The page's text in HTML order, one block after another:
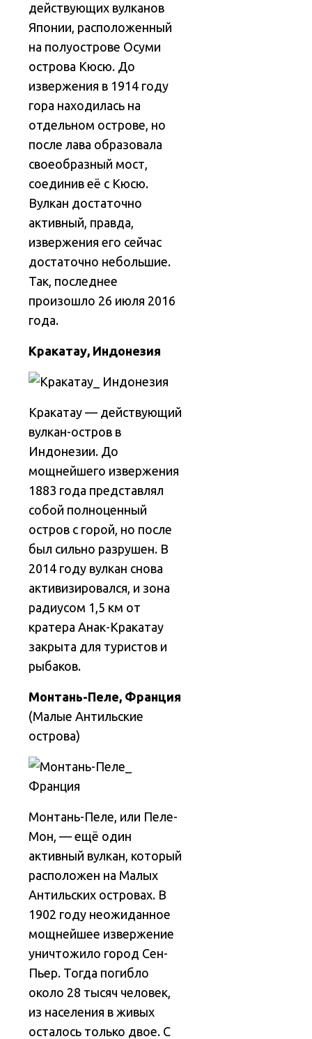
действующих вулканов
Японии, расположенный
на полуострове Осуми
острова Кюсю. До
извержения в 1914 году
гора находилась на
отдельном острове, но
после лава образовала
своеобразный мост,
соединив её с Кюсю.
Вулкан достаточно
активный, правда,
извержения его сейчас
достаточно небольшие.
Так, последнее
произошло 26 июля 2016
года.
Кракатау, Индонезия
Кракатау — действующий
вулкан-остров в
Индонезии. До
мощнейшего извержения
1883 года представлял
собой полноценный
остров с горой, но после
был сильно разрушен. В
2014 году вулкан снова
активизировался, и зона
радиусом 1,5 км от
кратера Анак-Кракатау
закрыта для туристов и
рыбаков.
Монтань-Пеле, Франция
(Малые Антильские
острова)
Монтань-Пеле, или Пеле-
Мон, — ещё один
активный вулкан, который
расположен на Малых
Антильских островах. В
1902 году неожиданное
мощнейшее извержение
уничтожило город Сен-
Пьер. Тогда погибло
около 28 тысяч человек,
из населения в живых
осталось только двое. С